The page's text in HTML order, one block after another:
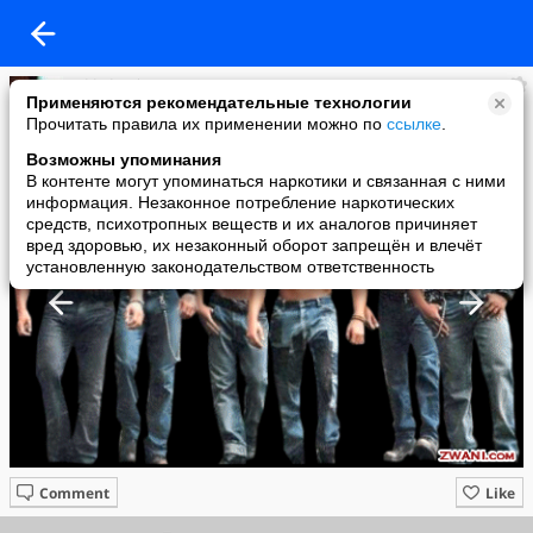
Применяются рекомендательные технологии
Прочитать правила их применении можно по ссылке
Возможны упоминания
В контенте могут упоминаться наркотики и связанная с ними
информация. Незаконное потребление наркотических
средств, психотропных веществ и их аналогов причиняет
вред здоровью, их незаконный оборот запрещён и влечёт
установленную законодательством ответственность
added a photo
13 Nov в 09:33
Like
Comment